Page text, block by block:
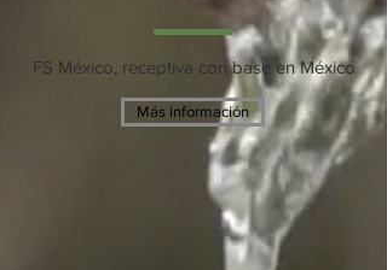
FS México, receptiva con base en México
Más información